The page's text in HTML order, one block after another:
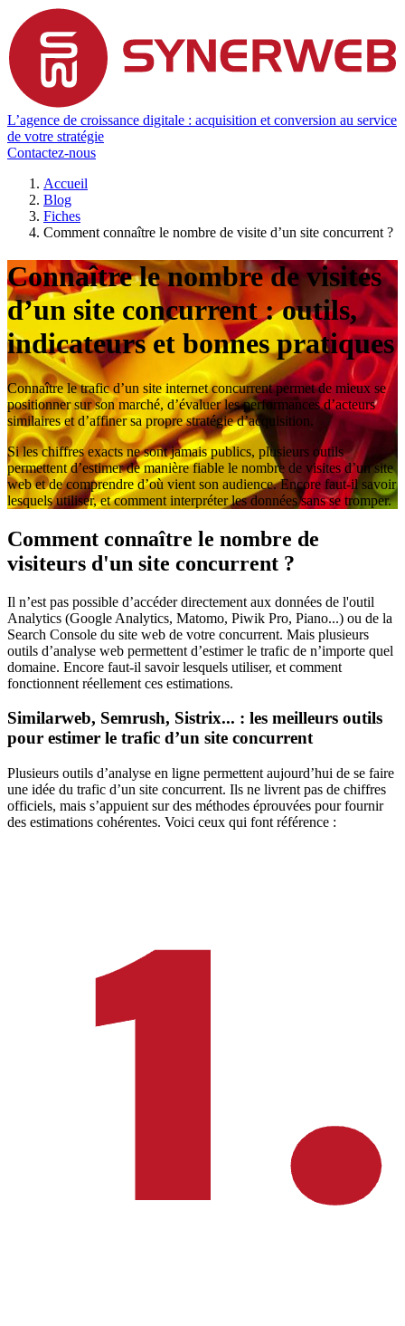
L’agence de croissance digitale : acquisition et conversion au service
de votre stratégie
Contactez-nous
Accueil
Blog
Fiches
Comment connaître le nombre de visite d’un site concurrent ?
Connaître le nombre de visites
d’un site concurrent : outils,
indicateurs et bonnes pratiques
Connaître le trafic d’un site internet concurrent permet de mieux se
positionner sur son marché, d’évaluer les performances d’acteurs
similaires et d’affiner sa propre stratégie d’acquisition.
Si les chiffres exacts ne sont jamais publics, plusieurs outils
permettent d’estimer de manière fiable le nombre de visites d’un site
web et de comprendre d’où vient son audience. Encore faut-il savoir
lesquels utiliser, et comment interpréter les données sans se tromper.
Comment connaître le nombre de
visiteurs d'un site concurrent ?
Il n’est pas possible d’accéder directement aux données de l'outil
Analytics (Google Analytics, Matomo, Piwik Pro, Piano...) ou de la
Search Console du site web de votre concurrent. Mais plusieurs
outils d’analyse web permettent d’estimer le trafic de n’importe quel
domaine. Encore faut-il savoir lesquels utiliser, et comment
fonctionnent réellement ces estimations.
Similarweb, Semrush, Sistrix... : les meilleurs outils
pour estimer le trafic d’un site concurrent
Plusieurs outils d’analyse en ligne permettent aujourd’hui de se faire
une idée du trafic d’un site concurrent. Ils ne livrent pas de chiffres
officiels, mais s’appuient sur des méthodes éprouvées pour fournir
des estimations cohérentes. Voici ceux qui font référence :